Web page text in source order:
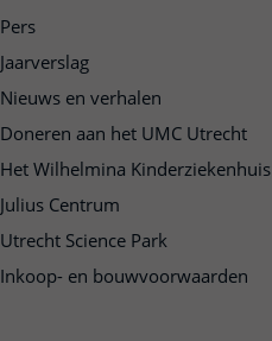
Pers
Jaarverslag
Nieuws en verhalen
Doneren aan het UMC Utrecht
Het Wilhelmina Kinderziekenhuis
Julius Centrum
Utrecht Science Park
Inkoop- en bouwvoorwaarden